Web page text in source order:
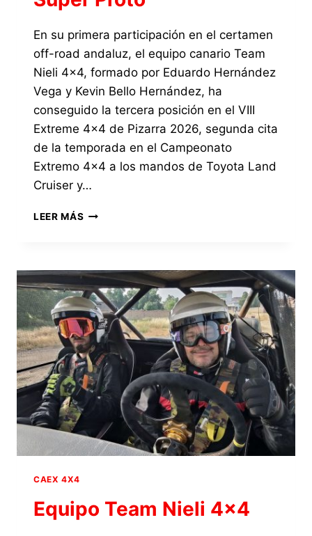
En su primera participación en el certamen
off-road andaluz, el equipo canario Team
Nieli 4×4, formado por Eduardo Hernández
Vega y Kevin Bello Hernández, ha
conseguido la tercera posición en el VIII
Extreme 4×4 de Pizarra 2026, segunda cita
de la temporada en el Campeonato
Extremo 4×4 a los mandos de Toyota Land
Cruiser y…
LEER MÁS
NIELI
4×4
CONSIGUE
LA
TERCERA
POSICIÓN
EN
EL
EXTREME
4×4
PIZARRA
2026
SUPER
PROTO
CAEX 4X4
Equipo Team Nieli 4×4